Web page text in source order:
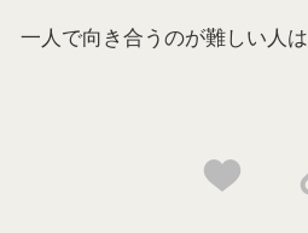
一人で向き合うのが難しい人は